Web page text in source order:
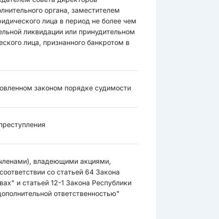
органа, заместителем
лица в период не более чем
ликвидации или принудительном
лица, признанного банкротом в
законом порядке судимости
владеющими акциями,
со статьей 64 Закона
и статьей 12-1 Закона Республики
ответственностью"